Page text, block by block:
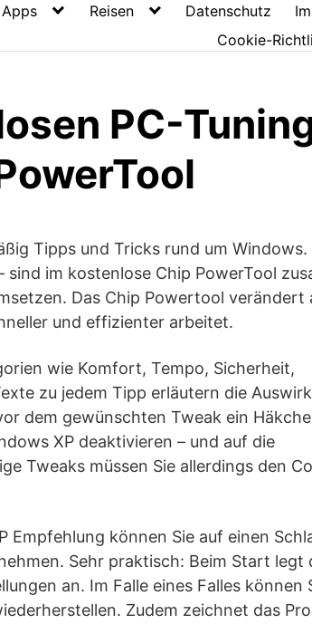
Reisen Datenschutz
Cookie-
PC-
Tipps und Tricks rund um Windows.
im kostenlose Chip PowerTool
Das Chip Powertool verändert
und effizienter arbeitet.
wie Komfort, Tempo, Sicherheit,
zu jedem Tipp erläutern die
dem gewünschten Tweak ein
XP deaktivieren – und auf die
Tweaks müssen Sie allerdings den
Empfehlung können Sie auf einen
Sehr praktisch: Beim Start legt
an. Im Falle eines Falles können
Zudem zeichnet das